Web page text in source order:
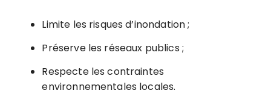
Limite les risques d’inondation ;
Préserve les réseaux publics ;
Respecte les contraintes
environnementales locales.